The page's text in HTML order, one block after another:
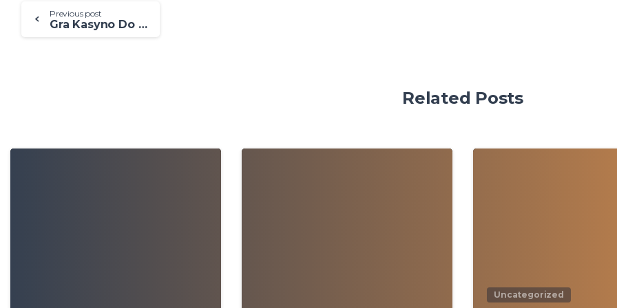
Previous post
Gra Kasyno Do Pobrania Za Darmo
Related Posts
Uncategorized